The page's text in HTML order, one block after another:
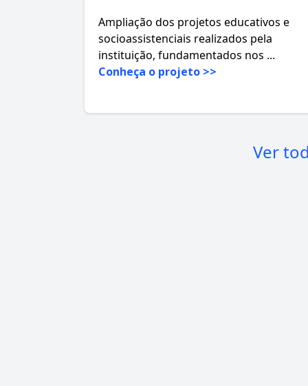
Ampliação dos projetos educativos e
socioassistenciais realizados pela
instituição, fundamentados nos ...
Conheça o projeto >>
Ver